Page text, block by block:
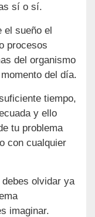
sí o sí.
el sueño el
procesos
del organismo
del día.
tiempo,
y ello
tu problema
con cualquier
olvidar ya
imaginar.